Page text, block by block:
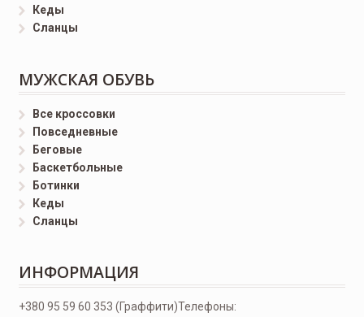
Кеды
Сланцы
МУЖСКАЯ ОБУВЬ
Все кроссовки
Повседневные
Беговые
Баскетбольные
Ботинки
Кеды
Сланцы
ИНФОРМАЦИЯ
Телефоны:
+380 95 59 60 353 (Граффити)